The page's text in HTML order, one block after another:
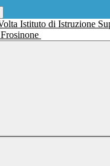
Istituto di Istruzione
Frosinone